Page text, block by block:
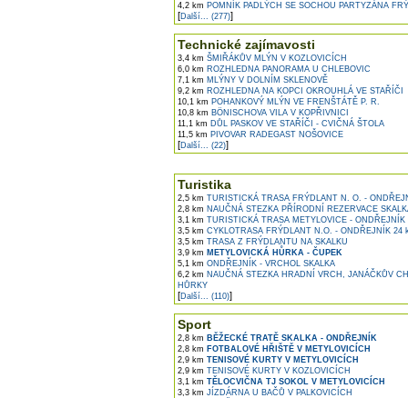
4,2 km POMNÍK PADLÝCH SE SOCHOU PARTYZÁNA
[Další... (277)]
Technické zajímavosti
3,4 km ŠMIŘÁKŮV MLÝN V KOZLOVICÍCH
6,0 km ROZHLEDNA PANORAMA U CHLEBOVIC
7,1 km MLÝNY V DOLNÍM SKLENOVĚ
9,2 km ROZHLEDNA NA KOPCI OKROUHLÁ VE STAŘÍČI
10,1 km POHANKOVÝ MLÝN VE FRENŠTÁTĚ P. R.
10,8 km BÖNISCHOVA VILA V KOPŘIVNICI
11,1 km DŮL PASKOV VE STAŘÍČI - CVIČNÁ ŠTOLA
11,5 km PIVOVAR RADEGAST NOŠOVICE
[Další... (22)]
Turistika
2,5 km TURISTICKÁ TRASA FRÝDLANT N. O. -
2,8 km NAUČNÁ STEZKA PŘÍRODNÍ REZERVACE
3,1 km TURISTICKÁ TRASA METYLOVICE - ONDŘEJNÍK
3,5 km CYKLOTRASA FRÝDLANT N.O. - ONDŘEJNÍK 24
3,5 km TRASA Z FRÝDLANTU NA SKALKU
3,9 km METYLOVICKÁ HŮRKA - ČUPEK
5,1 km ONDŘEJNÍK - VRCHOL SKALKA
6,2 km NAUČNÁ STEZKA HRADNÍ VRCH, JANÁČKŮV
HŮRKY
[Další... (110)]
Sport
2,8 km BĚŽECKÉ TRATĚ SKALKA - ONDŘEJNÍK
2,8 km FOTBALOVÉ HŘIŠTĚ V METYLOVICÍCH
2,9 km TENISOVÉ KURTY V METYLOVICÍCH
2,9 km TENISOVÉ KURTY V KOZLOVICÍCH
3,1 km TĚLOCVIČNA TJ SOKOL V METYLOVICÍCH
3,3 km JÍZDÁRNA U BAČŮ V PALKOVICÍCH